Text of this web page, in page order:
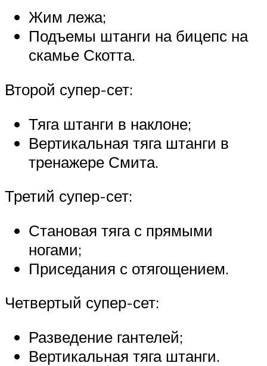
Жим лежа;
Подъемы штанги на бицепс на
скамье Скотта.
Второй супер-сет:
Тяга штанги в наклоне;
Вертикальная тяга штанги в
тренажере Смита.
Третий супер-сет:
Становая тяга с прямыми
ногами;
Приседания с отягощением.
Четвертый супер-сет:
Разведение гантелей;
Вертикальная тяга штанги.